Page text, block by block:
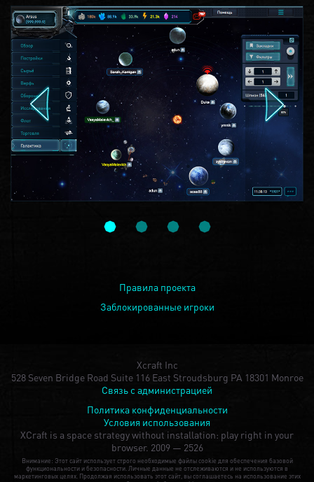
Правила проекта
Заблокированные игроки
Xcraft Inc
528 Seven Bridge Road Suite 116 East Stroudsburg PA 18301 Monroe
Связь с администрацией
Политика конфиденциальности
Условия использования
XCraft is a space strategy without installation: play right in your
browser. 2009 — 2526
Внимание: Этот сайт использует строго необходимые файлы cookie для обеспечения базовой
функциональности и безопасности. Личные данные не отслеживаются и не используются в
маркетинговых целях. Продолжая использовать этот сайт, вы соглашаетесь на использование этих